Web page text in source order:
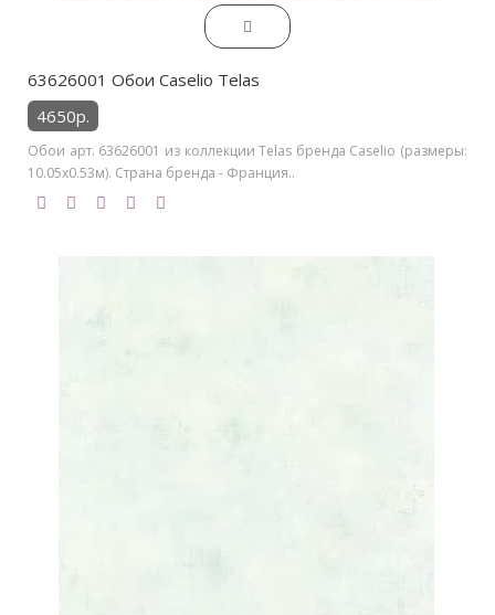
63626001 Обои Caselio Telas
4650р.
Обои арт. 63626001 из коллекции Telas бренда Caselio (размеры:
10.05х0.53м). Страна бренда - Франция..